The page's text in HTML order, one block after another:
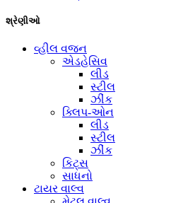
શ્રેણીઓ
વ્હીલ વજન
એડહેસિવ
લીડ
સ્ટીલ
ઝીંક
ક્લિપ-ઓન
લીડ
સ્ટીલ
ઝીંક
કિટ્સ
સાધનો
ટાયર વાલ્વ